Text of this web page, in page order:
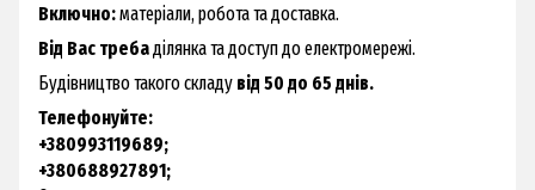
Включно:матеріали, робота та доставка.
Від Вас требаділянка та доступ до електромережі.
Будівництво такого складу від 50 до 65 днів.
Телефонуйте:
+380993119689;
+380688927891;